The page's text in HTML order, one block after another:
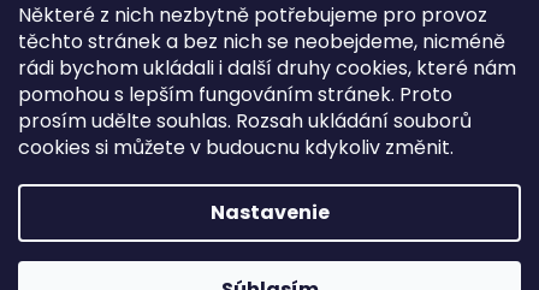
Některé z nich nezbytně potřebujeme pro provoz
těchto stránek a bez nich se neobejdeme, nicméně
rádi bychom ukládali i další druhy cookies, které nám
pomohou s lepším fungováním stránek. Proto
prosím udělte souhlas. Rozsah ukládání souborů
cookies si můžete v budoucnu kdykoliv změnit.
Nastavenie
Dárkové předměty
Módní doplňky
O nás
Wood Kingdom . Všetky práva vyhradené.